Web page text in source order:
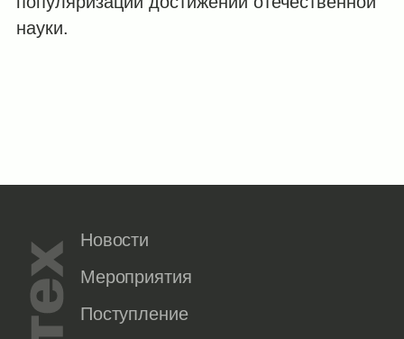
науки.
Новости
Мероприятия
Поступление